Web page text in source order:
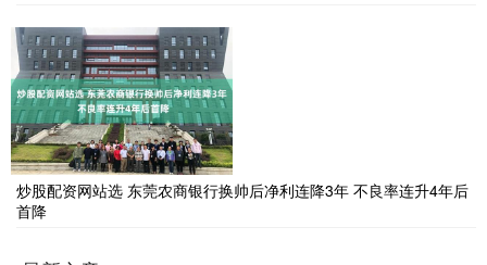
炒股配资网站选 东莞农商银行换帅后净利连降3年 不良率连升4年后
首降